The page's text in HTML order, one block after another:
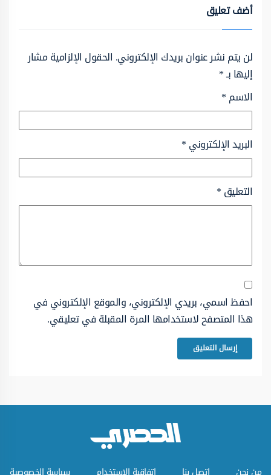
أضف تعليق
لن يتم نشر عنوان بريدك الإلكتروني. الحقول الإلزامية مشار
إليها بـ*
الاسم*
البريد الإلكتروني*
التعليق*
احفظ اسمي، بريدي الإلكتروني، والموقع الإلكتروني في
هذا المتصفح لاستخدامها المرة المقبلة في تعليقي.